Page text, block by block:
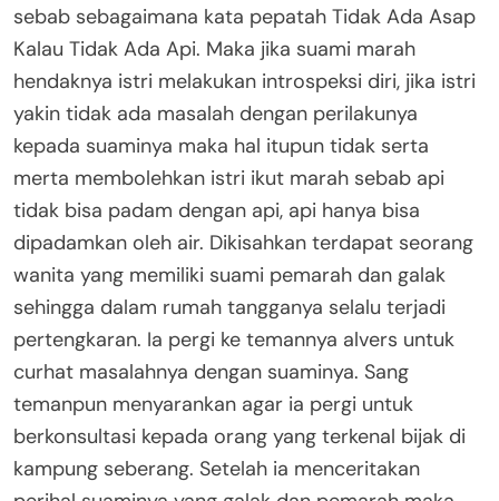
sebab sebagaimana kata pepatah Tidak Ada Asap
Kalau Tidak Ada Api. Maka jika suami marah
hendaknya istri melakukan introspeksi diri, jika istri
yakin tidak ada masalah dengan perilakunya
kepada suaminya maka hal itupun tidak serta
merta membolehkan istri ikut marah sebab api
tidak bisa padam dengan api, api hanya bisa
dipadamkan oleh air. Dikisahkan terdapat seorang
wanita yang memiliki suami pemarah dan galak
sehingga dalam rumah tangganya selalu terjadi
pertengkaran. Ia pergi ke temannya alvers untuk
curhat masalahnya dengan suaminya. Sang
temanpun menyarankan agar ia pergi untuk
berkonsultasi kepada orang yang terkenal bijak di
kampung seberang. Setelah ia menceritakan